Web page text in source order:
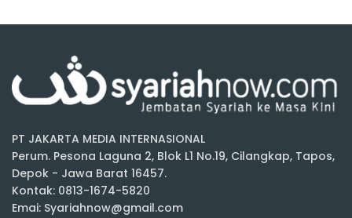
PT JAKARTA MEDIA INTERNASIONAL
Perum. Pesona Laguna 2, Blok L1 No.19, Cilangkap, Tapos,
Depok - Jawa Barat 16457.
Kontak: 0813-1674-5820
Emai: Syariahnow@gmail.com